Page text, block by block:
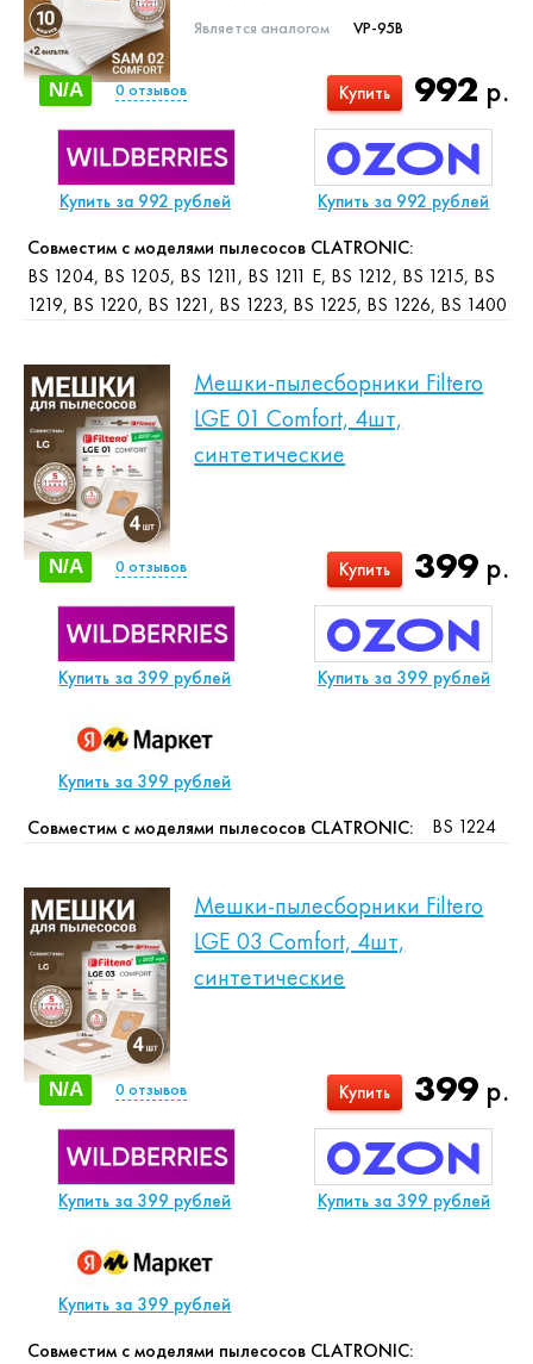
Является аналогом VP-95B
992 р.
Купить
N/A 0отзывов
Купить за 992 рублей Купить за 992 рублей
Совместим с моделями пылесосов CLATRONIC:
BS 1204, BS 1205, BS 1211, BS 1211 E, BS 1212, BS 1215, BS
1219, BS 1220, BS 1221, BS 1223, BS 1225, BS 1226, BS 1400
Мешки-пылесборники Filtero
LGE 01 Comfort, 4шт,
синтетические
399 р.
Купить
N/A 0 отзывов
Купить за 399 рублей Купить за 399 рублей
Купить за 399 рублей
Совместим с моделями пылесосов CLATRONIC: BS 1224
Мешки-пылесборники Filtero
LGE 03 Comfort, 4шт,
синтетические
399 р.
Купить
N/A 0 отзывов
Купить за 399 рублей Купить за 399 рублей
Купить за 399 рублей
Совместим с моделями пылесосов CLATRONIC: